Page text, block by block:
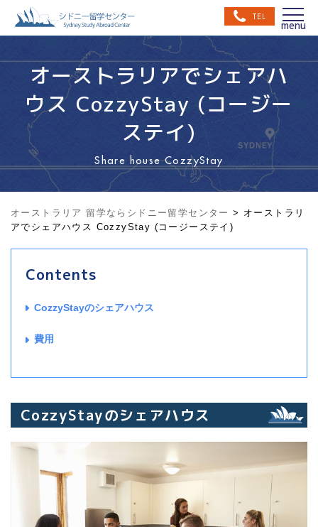
TEL
オーストラリアでシェアハ
ウス CozzyStay (コージー
ステイ)
Share house CozzyStay
オーストラリア 留学ならシドニー留学センター > オーストラリ
アでシェアハウス CozzyStay (コージーステイ)
Contents
CozzyStayのシェアハウス
費用
CozzyStayのシェアハウス